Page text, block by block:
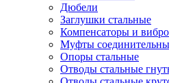
Дюбели
Заглушки стальные
Компенсаторы и
Муфты
Опоры стальные
Отводы стальные